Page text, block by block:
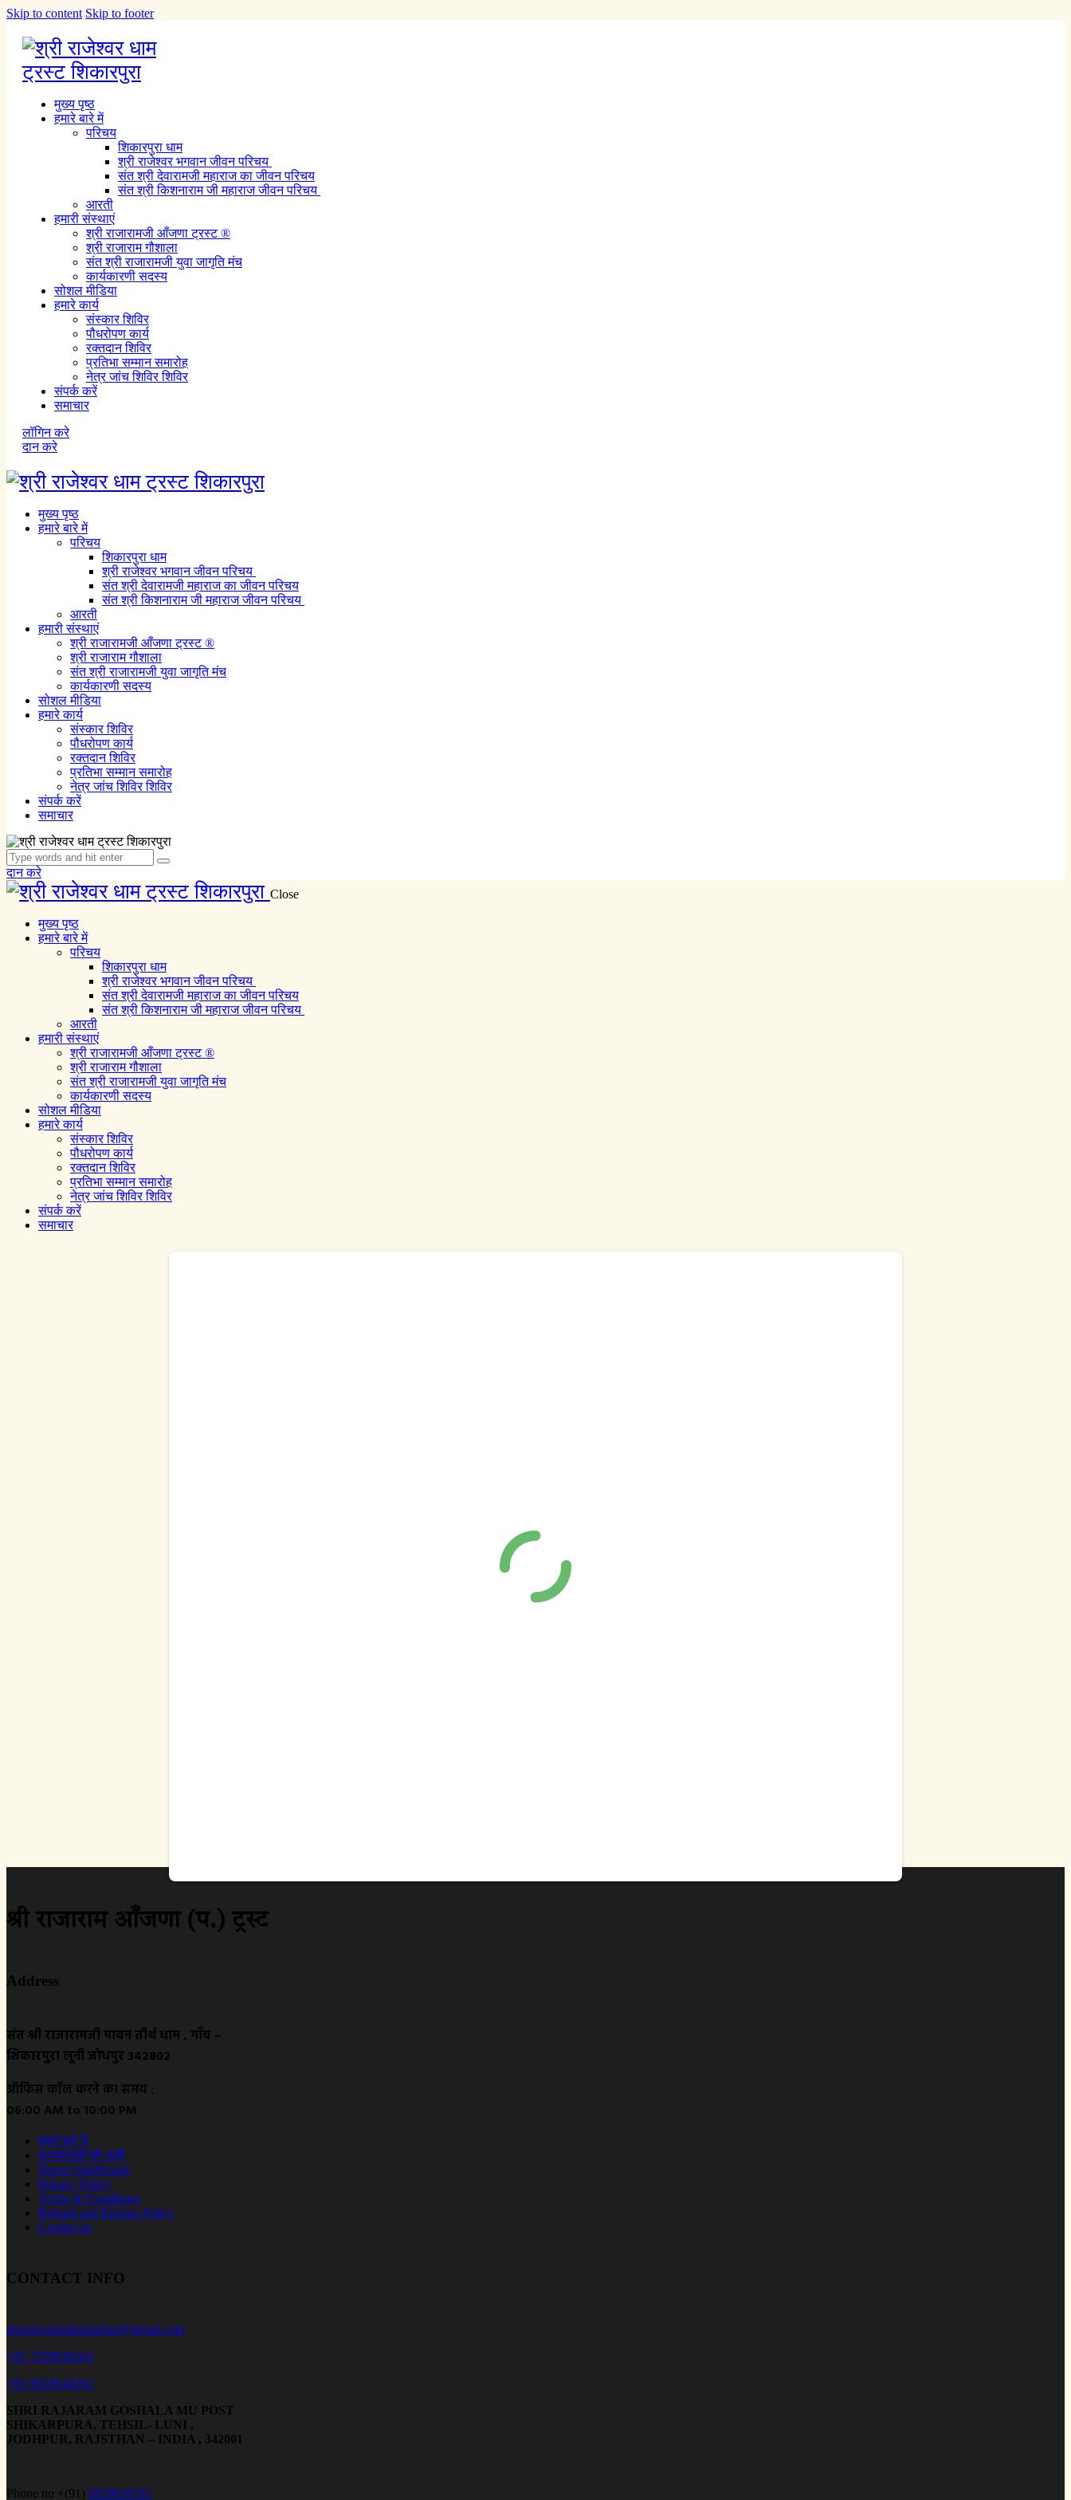
Skip to content Skip to footer
मुख्य पृष्ठ
हमारे बारे में
परिचय
शिकारपुरा धाम
श्री राजेश्वर भगवान जीवन परिचय
संत श्री देवारामजी महाराज का जीवन परिचय
संत श्री किशनाराम जी महाराज जीवन परिचय
आरती
हमारी संस्थाएं
श्री राजारामजी आँजणा ट्रस्ट ®
श्री राजाराम गौशाला
संत श्री राजारामजी युवा जागृति मंच
कार्यकारणी सदस्य
सोशल मीडिया
हमारे कार्य
संस्कार शिविर
पौधरोपण कार्य
रक्तदान शिविर
प्रतिभा सम्मान समारोह
नेत्र जांच शिविर शिविर
संपर्क करें
समाचार
लॉगिन करे
दान करे
मुख्य पृष्ठ
हमारे बारे में
परिचय
शिकारपुरा धाम
श्री राजेश्वर भगवान जीवन परिचय
संत श्री देवारामजी महाराज का जीवन परिचय
संत श्री किशनाराम जी महाराज जीवन परिचय
आरती
हमारी संस्थाएं
श्री राजारामजी आँजणा ट्रस्ट ®
श्री राजाराम गौशाला
संत श्री राजारामजी युवा जागृति मंच
कार्यकारणी सदस्य
सोशल मीडिया
हमारे कार्य
संस्कार शिविर
पौधरोपण कार्य
रक्तदान शिविर
प्रतिभा सम्मान समारोह
नेत्र जांच शिविर शिविर
संपर्क करें
समाचार
दान करे
Close
मुख्य पृष्ठ
हमारे बारे में
परिचय
शिकारपुरा धाम
श्री राजेश्वर भगवान जीवन परिचय
संत श्री देवारामजी महाराज का जीवन परिचय
संत श्री किशनाराम जी महाराज जीवन परिचय
आरती
हमारी संस्थाएं
श्री राजारामजी आँजणा ट्रस्ट ®
श्री राजाराम गौशाला
संत श्री राजारामजी युवा जागृति मंच
कार्यकारणी सदस्य
सोशल मीडिया
हमारे कार्य
संस्कार शिविर
पौधरोपण कार्य
रक्तदान शिविर
प्रतिभा सम्मान समारोह
नेत्र जांच शिविर शिविर
संपर्क करें
समाचार
श्री राजाराम आँजणा (प.) ट्रस्ट
Address
संत श्री राजारामजी पावन तीर्थ धाम , गाँव –
शिकारपुरा लूनी जोधपुर 342802
ऑफिस कॉल करने का समय :
06:00 AM to 10:00 PM
हमारे बारे में
दानदाताओं की सूची
Donor Dashboard
Privacy Policy
Terms & Conditions
Refund and Returns Policy
Contact us
CONTACT INFO
shrirajaramashramtrust@gmail.com
+91 7220938163
+91 9928644282
SHRI RAJARAM GOSHALA MU POST
SHIKARPURA, TEHSIL- LUNI ,
JODHPUR, RAJSTHAN – INDIA , 342001
Phone no +(91) 9828836767